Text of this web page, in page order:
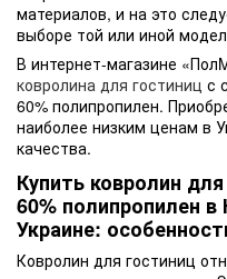
материалов, и на это
выборе той или иной
В интернет-магазине
ковролина для гостиниц с
60% полипропилен.
наиболее низким ценам в
качества.
Купить ковролин
60% полипропилен в
Украине:
Ковролин для гостиниц